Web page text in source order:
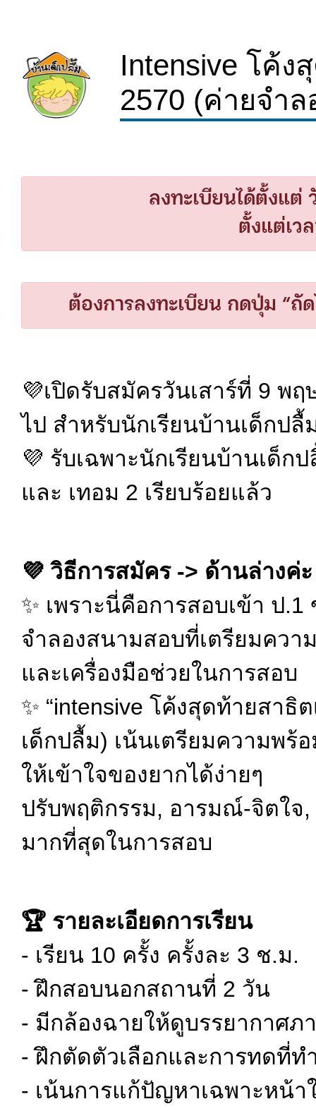
Intensive โค้ง
2570 (ค่ายจำ
ลงทะเบียนได้ตั้งแต่
ตั้งแต่เว
ต้องการลงทะเบียน กดปุ่ม “ถั
💜เปิดรับสมัครวันเสาร์ที่ 9 พ
ไป สำหรับนักเรียนบ้านเด็กปลื้
💜 รับเฉพาะนักเรียนบ้านเด็ก
และ เทอม 2 เรียบร้อยแล้ว
💜 วิธีการสมัคร -> ด้านล่างค่ะ
✨ เพราะนี่คือการสอบเข้า ป
จำลองสนามสอบที่เตรียมคว
และเครื่องมือช่วยในการสอบ
✨ “intensive โค้งสุดท้ายสา
เด็กปลื้ม) เน้นเตรียมความพ
ให้เข้าใจของยากได้ง่ายๆ
ปรับพฤติกรรม, อารมณ์-จิตใจ
มากที่สุดในการสอบ
🏆 รายละเอียดการเรียน
- เรียน 10 ครั้ง ครั้งละ 3 ช.ม.
- ฝึกสอบนอกสถานที่ 2 วัน
- มีกล้องฉายให้ดูบรรยากาศภ
- ฝึกตัดตัวเลือกและการทดที่
- เน้นการแก้ปัญหาเฉพาะหน้